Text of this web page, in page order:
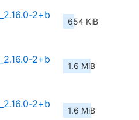
2+b
654 KiB
2+b
1.6 MiB
2+b
1.6 MiB